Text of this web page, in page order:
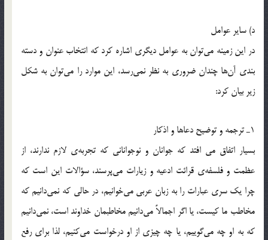
د) ساير عوامل
در اين زمينه مي‌توان به عوامل ديگري اشاره كرد كه انتخاب عنوان و دسته
‌بندي آن‌ها چندان ضروري به نظر نمي‌رسد، اين موارد را مي‌توان به شكل
زير بيان كرد:
1ـ ترجمه و توضيح دعا‌ها و اذكار
بسيار اتفاق مي افتد كه جوانان و نوجواناني كه تجربه‌ي لازم ندارند، از
عظمت و فلسفه‌ي قرائت ادعيه و زيارات مي‌پرسند، سؤالات اين است كه
چرا يك سري عبارات را به زبان عربي مي‌خوانيم، در حالي كه نمي‌دانيم كه
مخاطب ما كيست، يا اگر اجمالاً مي‌دانيم مخاطبمان خداوند است، نمي‌دانيم
كه به او چه مي‌گوييم، ‌يا چه چيزي از او درخواست مي‌كنيم، لذا براي رفع